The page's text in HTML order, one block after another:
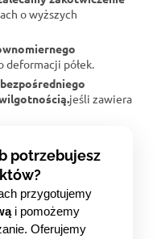
o wyższych
deformacji półek.
jeśli zawiera
potrzebujesz
przygotujemy
i pomożemy
Oferujemy